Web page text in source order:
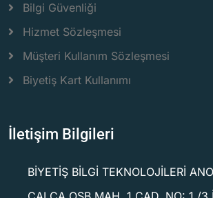
Bilgi Güvenliği
Hizmet Sözleşmesi
Müşteri Kullanım Sözleşmesi
Biyetiş Kart Kullanımı
İletişim Bilgileri
BİYETİŞ BİLGİ TEKNOLOJİLERİ